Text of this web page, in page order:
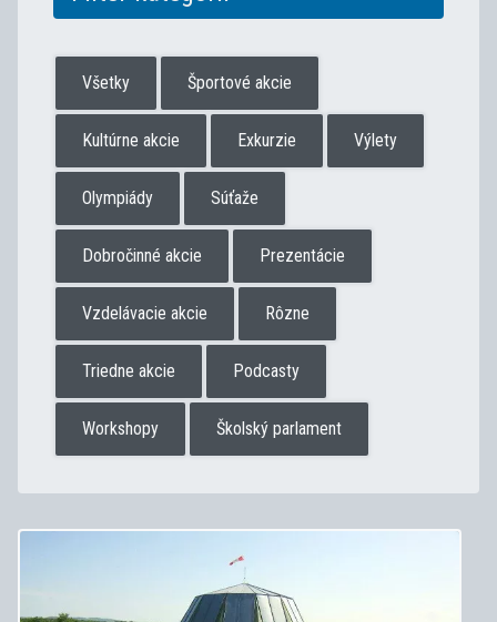
Všetky Športové akcie
Kultúrne akcie Exkurzie Výlety
Olympiády Súťaže
Dobročinné akcie Prezentácie
Vzdelávacie akcie Rôzne
Triedne akcie Podcasty
Workshopy Školský parlament